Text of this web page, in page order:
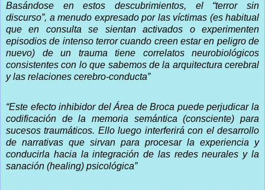
Basándose en estos descubrimientos, el “terror sin
discurso”, a menudo expresado por las víctimas (es habitual
que en consulta se sientan activados o experimenten
episodios de intenso terror cuando creen estar en peligro de
nuevo) de un trauma tiene correlatos neurobiológicos
consistentes con lo que sabemos de la arquitectura cerebral
y las relaciones cerebro-conducta”
“Este efecto inhibidor del Área de Broca puede perjudicar la
codificación de la memoria semántica (consciente) para
sucesos traumáticos. Ello luego interferirá con el desarrollo
de narrativas que sirvan para procesar la experiencia y
conducirla hacia la integración de las redes neurales y la
sanación (healing) psicológica”